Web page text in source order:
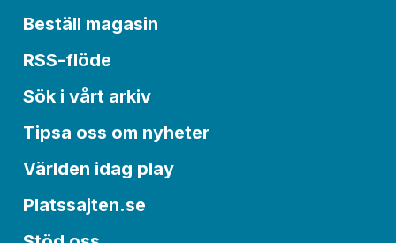
Beställ magasin
RSS-flöde
Sök i vårt arkiv
Tipsa oss om nyheter
Världen idag play
Platssajten.se